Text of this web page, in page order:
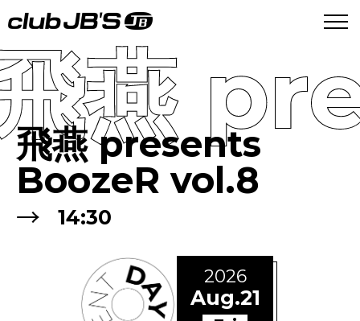
燕
飛燕 presents
BoozeR vol.8
→ 14:30
2026
Aug.21